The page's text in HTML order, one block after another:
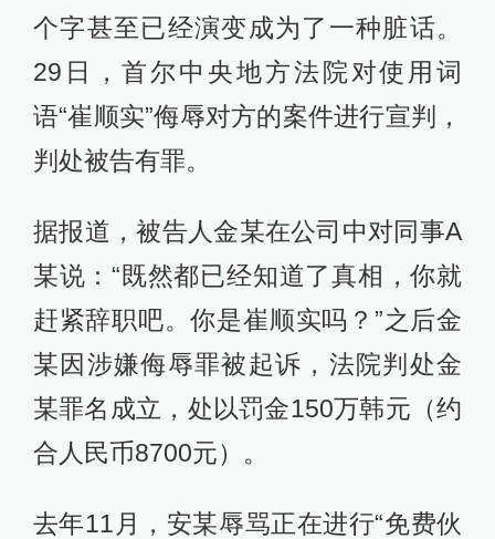
个字甚至已经演变成为了一种脏话。
29日，首尔中央地方法院对使用词
语“崔顺实”侮辱对方的案件进行宣判，
判处被告有罪。
据报道，被告人金某在公司中对同事A
某说：“既然都已经知道了真相，你就
赶紧辞职吧。你是崔顺实吗？”之后金
某因涉嫌侮辱罪被起诉，法院判处金
某罪名成立，处以罚金150万韩元（约
合人民币8700元）。
去年11月，安某辱骂正在进行“免费伙